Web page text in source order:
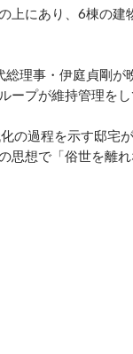
にあり、6棟の建
理事・伊庭貞剛が
ープが維持管理をし
過程を示す邸宅
思想で「俗世を離